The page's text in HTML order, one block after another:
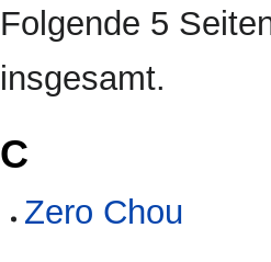
Folgende 5
insgesamt.
C
Zero Chou